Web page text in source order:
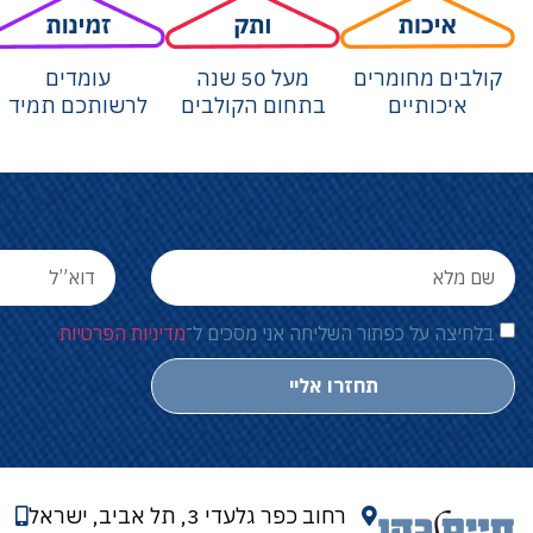
קולבים מחומרים
איכותיים
מעל 50 שנה
בתחום הקולבים
עומדים
לרשותכם תמיד
בלחיצה על כפתור השליחה אני מסכים ל־מדיניות הפרטיות
תחזרו אליי
רחוב כפר גלעדי 3, תל אביב, ישראל